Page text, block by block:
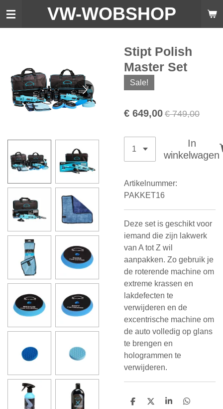
Ga
VW-WOBSHOP
Stipt Polish
Master Set
Sale!
€ 649,00 € 749,00
In
winkelwagen
Artikelnummer:
PAKKET16
Deze set is geschikt voor
iemand die zijn lakwerk
van A tot Z wil
aanpakken. Zo gebruik je
de roterende machine om
extreme krassen en
lakdefecten te
verwijderen en de
excentrische machine om
de auto volledig op glans
te brengen en
hologrammen te
verwijderen.
D
D
S
D